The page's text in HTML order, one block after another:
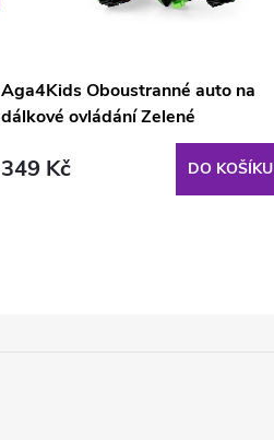
Aga4Kids Oboustranné auto na
dálkové ovládání Zelené
349 Kč DO KOŠÍKU